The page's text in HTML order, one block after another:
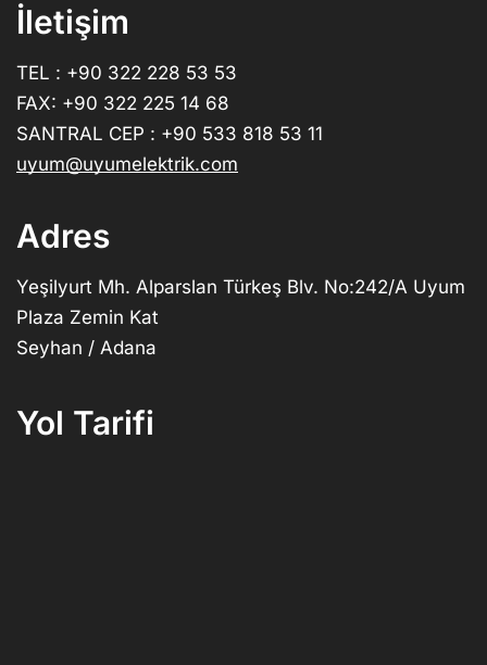
İletişim
TEL : +90 322 228 53 53
FAX: +90 322 225 14 68
SANTRAL CEP : +90 533 818 53 11
uyum@uyumelektrik.com
Adres
Yeşilyurt Mh. Alparslan Türkeş Blv. No:242/A Uyum
Plaza Zemin Kat
Seyhan / Adana
Yol Tarifi